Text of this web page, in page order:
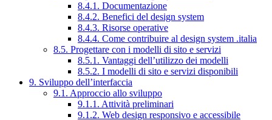
8.4.1. Documentazione
8.4.2. Benefici del design system
8.4.3. Risorse operative
8.4.4. Come contribuire al design system .italia
8.5. Progettare con i modelli di sito e servizi
8.5.1. Vantaggi dell’utilizzo dei modelli
8.5.2. I modelli di sito e servizi disponibili
9. Sviluppo dell’interfaccia
9.1. Approccio allo sviluppo
9.1.1. Attività preliminari
9.1.2. Web design responsivo e accessibile